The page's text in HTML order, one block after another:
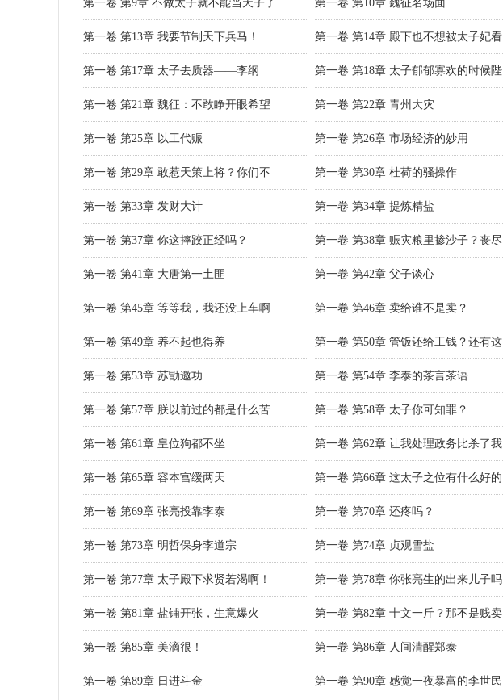
第一卷 第9章 不做太子就不能当天子了 第一卷 第10章 魏征名场面
第一卷 第13章 我要节制天下兵马！ 第一卷 第14章 殿下也不想被太子妃看
第一卷 第17章 太子去质器——李纲 第一卷 第18章 太子郁郁寡欢的时候陛
第一卷 第21章 魏征：不敢睁开眼希望 第一卷 第22章 青州大灾
第一卷 第25章 以工代赈 第一卷 第26章 市场经济的妙用
第一卷 第29章 敢惹天策上将？你们不 第一卷 第30章 杜荷的骚操作
第一卷 第33章 发财大计 第一卷 第34章 提炼精盐
第一卷 第37章 你这摔跤正经吗？ 第一卷 第38章 赈灾粮里掺沙子？丧尽
第一卷 第41章 大唐第一土匪 第一卷 第42章 父子谈心
第一卷 第45章 等等我，我还没上车啊 第一卷 第46章 卖给谁不是卖？
第一卷 第49章 养不起也得养 第一卷 第50章 管饭还给工钱？还有这
第一卷 第53章 苏勖邀功 第一卷 第54章 李泰的茶言茶语
第一卷 第57章 朕以前过的都是什么苦 第一卷 第58章 太子你可知罪？
第一卷 第61章 皇位狗都不坐 第一卷 第62章 让我处理政务比杀了我
第一卷 第65章 容本宫缓两天 第一卷 第66章 这太子之位有什么好的
第一卷 第69章 张亮投靠李泰 第一卷 第70章 还疼吗？
第一卷 第73章 明哲保身李道宗 第一卷 第74章 贞观雪盐
第一卷 第77章 太子殿下求贤若渴啊！ 第一卷 第78章 你张亮生的出来儿子吗
第一卷 第81章 盐铺开张，生意爆火 第一卷 第82章 十文一斤？那不是贱卖
第一卷 第85章 美滴很！ 第一卷 第86章 人间清醒郑泰
第一卷 第89章 日进斗金 第一卷 第90章 感觉一夜暴富的李世民